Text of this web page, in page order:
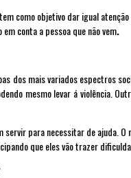
como objetivo dar igual
em conta apessoaque não vem.
dos mais variados espectros
mesmo levar á violência.
para necessitar de ajuda.
que eles vão trazer